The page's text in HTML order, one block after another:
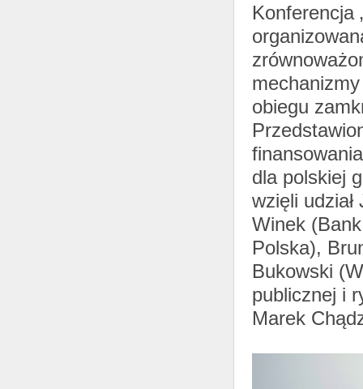
Konferencja
obiegu
dla polskiej
wzięli udział
Winek
Polska),
Bukowski
publicznej i
Marek